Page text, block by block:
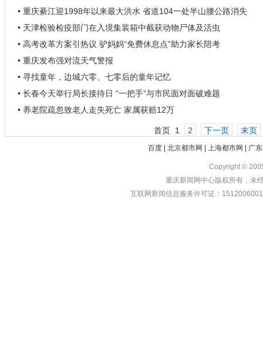
• 重庆綦江迎1998年以来最大洪水 省道104一处半山腰公路消失
• 天津检验检疫部门在入境集装箱中截获动物尸体及活虫
• 高考改革方案引热议 驴妈妈“免费休息点”助力家长陪考
• 重庆发布强对流天气警报
• 寻找童年，边城六零、七零后的童年记忆
• 长春今天举行局长接待日 “一把手”与市民面对面破难题
• 养老院疏忽致老人走失死亡 家属获赔12万
首页 1 2 下一页 末页
百度| 北京都市网 上海都市网 广
Copyright ©
重庆新闻网中心版权所有，未
互联网新闻信息服务许可证：